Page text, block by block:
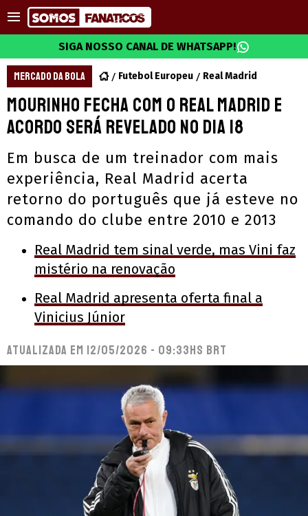
SIGA NOSSO CANAL DE WHATSAPP!
MERCADO DA BOLA Futebol Europeu Real Madrid
Mourinho fecha com o Real Madrid e
acordo será revelado no dia 18
Em busca de um treinador com mais
experiência, Real Madrid acerta
retorno do português que já esteve no
comando do clube entre 2010 e 2013
Real Madrid tem sinal verde, mas Vini faz
mistério na renovação
Real Madrid apresenta oferta final a
Vinicius Júnior
Atualizada em 12/05/2026 - 09:33hs BRT